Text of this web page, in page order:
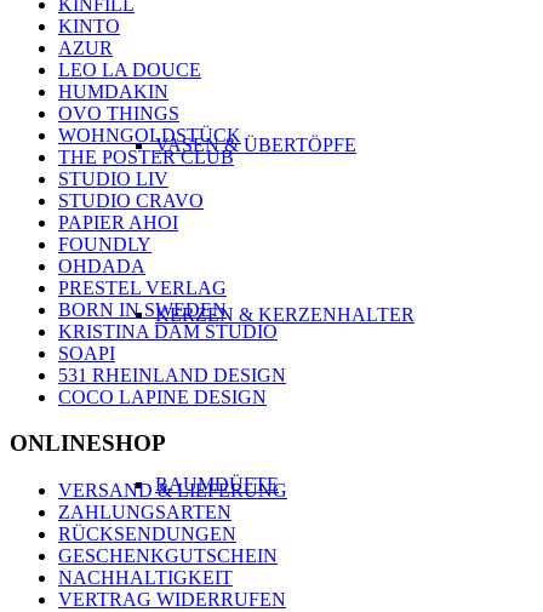
VASEN & ÜBERTÖPFE
KERZEN & KERZENHALTER
RAUMDÜFTE
KINTO
AZUR
LEO LA DOUCE
HUMDAKIN
OVO THINGS
WOHNGOLDSTÜCK
THE POSTER CLUB
STUDIO LIV
STUDIO CRAVO
PAPIER AHOI
FOUNDLY
OHDADA
PRESTEL VERLAG
BORN IN SWEDEN
KRISTINA DAM STUDIO
SOAPI
531 RHEINLAND DESIGN
COCO LAPINE DESIGN
ONLINESHOP
VERSAND & LIEFERUNG
ZAHLUNGSARTEN
RÜCKSENDUNGEN
GESCHENKGUTSCHEIN
NACHHALTIGKEIT
VERTRAG WIDERRUFEN